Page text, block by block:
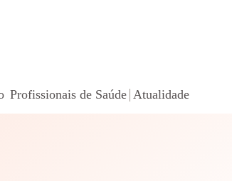
Profissionais de Saúde Atualidade